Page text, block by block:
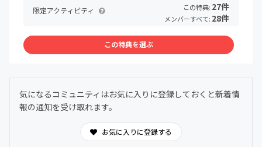
限定アクティビティ この特典: 27件
メンバーすべて: 28件
この特典を選ぶ
気になるコミュニティはお気に入りに登録しておくと新着情
報の通知を受け取れます。
お気に入りに登録する